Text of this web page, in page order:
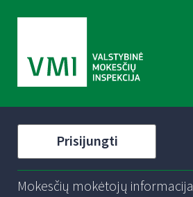
Prisijungti
Mokesčių mokėtojų informacija